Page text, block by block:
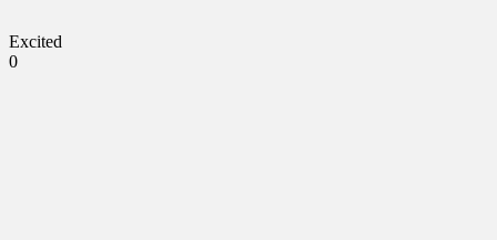
Excited
0